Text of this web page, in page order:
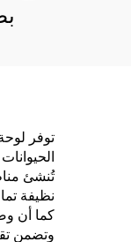
عالٍتوفر
تُنشئ
نظيفة
كما أن
وتضمن